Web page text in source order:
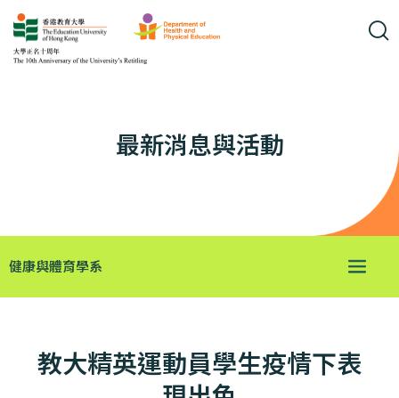
最新消息與活動
健康與體育學系
教大精英運動員學生疫情下表